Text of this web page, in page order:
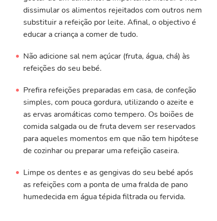
dissimular os alimentos rejeitados com outros nem
substituir a refeição por leite. Afinal, o objectivo é
educar a criança a comer de tudo.
Não adicione sal nem açúcar (fruta, água, chá) às
refeições do seu bebé.
Prefira refeições preparadas em casa, de confeção
simples, com pouca gordura, utilizando o azeite e
as ervas aromáticas como tempero. Os boiões de
comida salgada ou de fruta devem ser reservados
para aqueles momentos em que não tem hipótese
de cozinhar ou preparar uma refeição caseira.
Limpe os dentes e as gengivas do seu bebé após
as refeições com a ponta de uma fralda de pano
humedecida em água tépida filtrada ou fervida.